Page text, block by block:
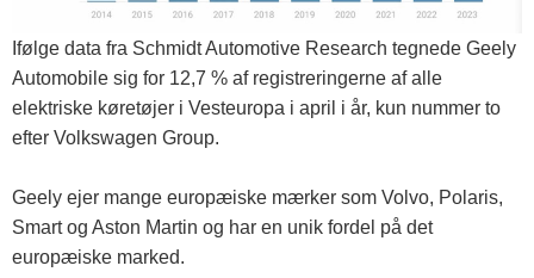
Ifølge data fra Schmidt Automotive Research tegnede Geely
Automobile sig for 12,7 % af registreringerne af alle
elektriske køretøjer i Vesteuropa i april i år, kun nummer to
efter Volkswagen Group.
Geely ejer mange europæiske mærker som Volvo, Polaris,
Smart og Aston Martin og har en unik fordel på det
europæiske marked.